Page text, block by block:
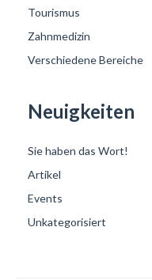
Tourismus
Zahnmedizin
Verschiedene Bereiche
Neuigkeiten
Sie haben das Wort!
Artikel
Events
Unkategorisiert